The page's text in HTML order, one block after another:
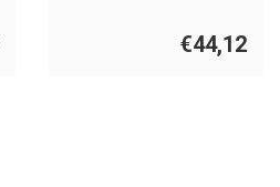
€44,12